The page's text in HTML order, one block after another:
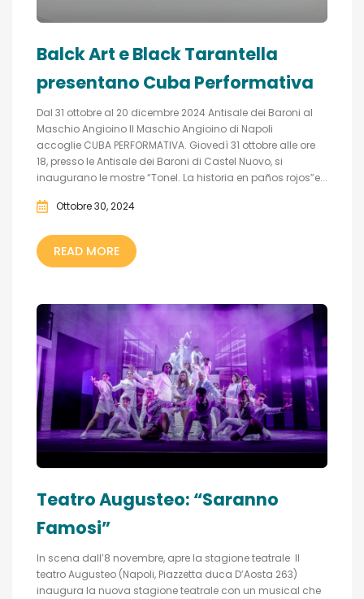
Balck Art e Black Tarantella
presentano Cuba Performativa
Dal 31 ottobre al 20 dicembre 2024 Antisale dei Baroni al
Maschio Angioino Il Maschio Angioino di Napoli
accoglie CUBA PERFORMATIVA. Giovedì 31 ottobre alle ore
18, presso le Antisale dei Baroni di Castel Nuovo, si
inaugurano le mostre “Tonel. La historia en paños rojos”e...
Ottobre 30, 2024
READ MORE
Teatro Augusteo: “Saranno
Famosi”
In scena dall’8 novembre, apre la stagione teatrale Il
teatro Augusteo (Napoli, Piazzetta duca D’Aosta 263)
inaugura la nuova stagione teatrale con un musical che